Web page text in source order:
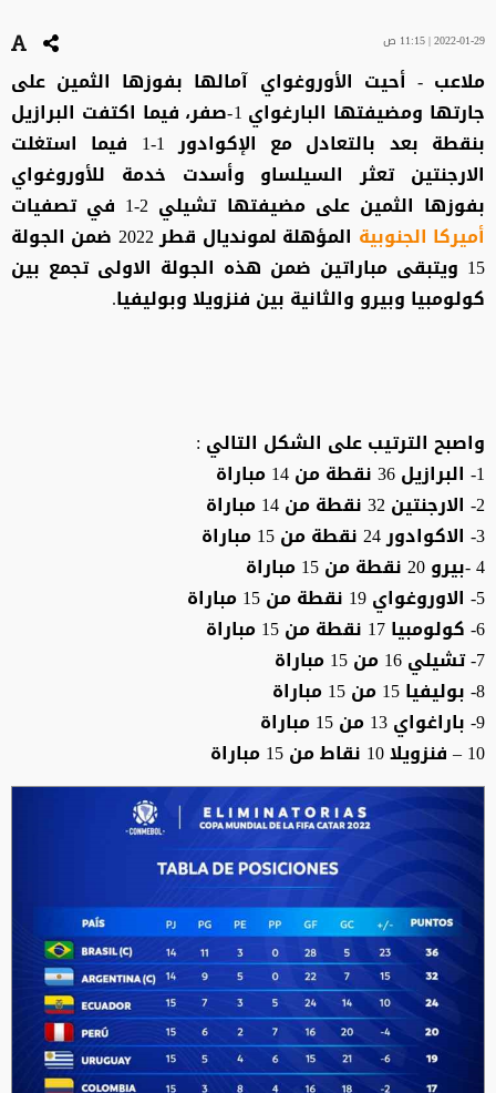
2022-01-29 | 11:15 ص
ملاعب - أحيت الأوروغواي آمالها بفوزها الثمين على
جارتها ومضيفتها البارغواي 1-صفر، فيما اكتفت البرازيل
بنقطة بعد بالتعادل مع الإكوادور 1-1 فيما استغلت
الارجنتين تعثر السيلساو وأسدت خدمة للأوروغواي
بفوزها الثمين على مضيفتها تشيلي 2-1 في تصفيات
أميركا الجنوبية
المؤهلة لمونديال قطر 2022 ضمن الجولة
15 ويتبقى مباراتين ضمن هذه الجولة الاولى تجمع بين
كولومبيا وبيرو والثانية بين فنزويلا وبوليفيا.
واصبح الترتيب على الشكل التالي :
1- البرازيل 36 نقطة من 14 مباراة
2- الارجنتين 32 نقطة من 14 مباراة
3- الاكوادور 24 نقطة من 15 مباراة
4 -بيرو 20 نقطة من 15 مباراة
5- الاوروغواي 19 نقطة من 15 مباراة
6- كولومبيا 17 نقطة من 15 مباراة
7- تشيلي 16 من 15 مباراة
8- بوليفيا 15 من 15 مباراة
9- باراغواي 13 من 15 مباراة
10 – فنزويلا 10 نقاط من 15 مباراة